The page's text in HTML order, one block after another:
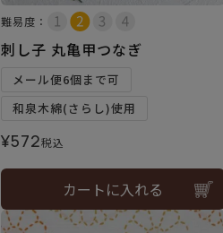
難易度：
刺し子 丸亀甲つなぎ
メール便6個まで可
和泉木綿(さらし)使用
¥572税込
カートに入れる